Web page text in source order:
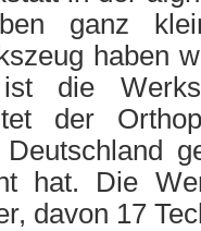
ganz
haben
die
der
hat. Die
davon 17